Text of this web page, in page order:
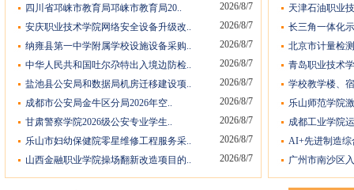
四川省邛崃市教育局邛崃市教育局20..
2026/8/7
安庆职业技术学院网络安全设备升级改..
2026/8/7
纳雍县第一中学附属学校设施设备采购..
2026/8/7
中华人民共和国吐尔尕特出入境边防检..
2026/8/7
盐池县公安局和数据局机房迁移建设项..
2026/8/7
成都市公安局金牛区分局2026年空..
2026/8/7
甘肃警察学院2026级公安专业学生..
2026/8/7
乐山市妇幼保健院零星维修工程服务采..
2026/8/7
山西金融职业学院操场翻新改造项目的..
2026/8/7
天津石油职业
长三角一体化
北京市计量检
青岛职业技术
学校教学楼、
乐山师范学院
成都工业学院
AI+先进制造综
广州市南沙区